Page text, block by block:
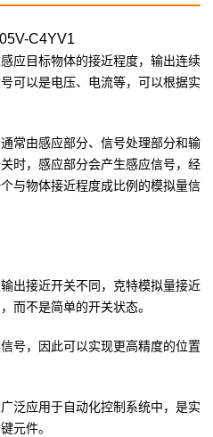
C4YV1
应目标物体的接近程度，输出连续
可以是电压、电流等，可以根据实
常由感应部分、信号处理部分和输
时，感应部分会产生感应信号，经
与物体接近程度成比例的模拟量信
出接近开关不同，克特模拟量接近
而不是简单的开关状态。
号，因此可以实现更高精度的位置
泛应用于自动化控制系统中，是实
元件。